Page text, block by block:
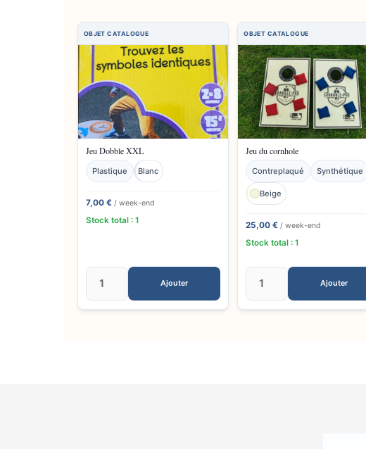
Jeu Dobble XXL
Plastique Blanc
7,00 €/ week-end
Stock total : 1
Ajouter
Jeu du cornhole
Contreplaqué Synthétique
Beige
25,00 €/ week-end
Stock total : 1
Ajouter